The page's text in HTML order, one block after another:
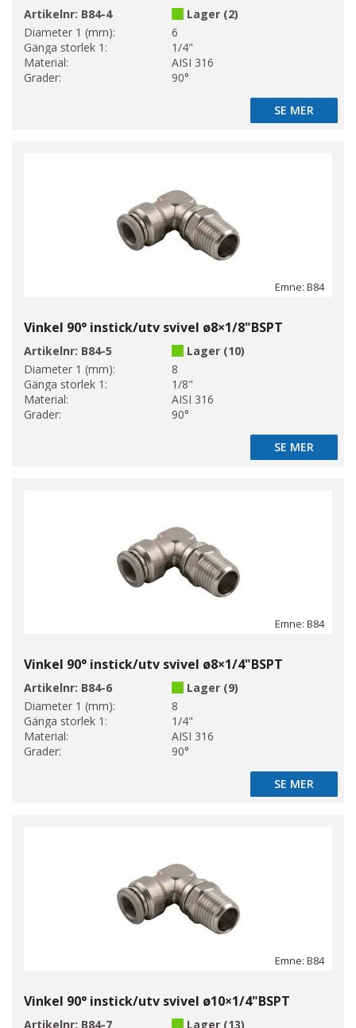
Artikelnr: B84-4
Lager (2)
Diameter 1 (mm):
6
Gänga storlek 1:
1/4"
Material:
AISI 316
Grader:
90°
SE MER
SE MER
Emne: B84
Vinkel 90° instick/utv svivel ø8×1/8"BSPT
Artikelnr: B84-5
Lager (10)
Diameter 1 (mm):
8
Gänga storlek 1:
1/8"
Material:
AISI 316
Grader:
90°
SE MER
SE MER
Emne: B84
Vinkel 90° instick/utv svivel ø8×1/4"BSPT
Artikelnr: B84-6
Lager (9)
Diameter 1 (mm):
8
Gänga storlek 1:
1/4"
Material:
AISI 316
Grader:
90°
SE MER
SE MER
Emne: B84
Vinkel 90° instick/utv svivel ø10×1/4"BSPT
Artikelnr: B84-7 Lager (13)